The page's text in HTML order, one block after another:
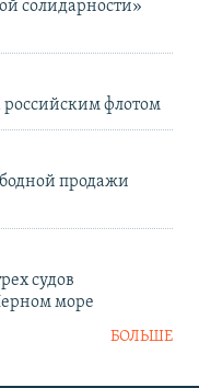
солидарности»
российским флотом
продажи
судов
море
БОЛЬШЕ